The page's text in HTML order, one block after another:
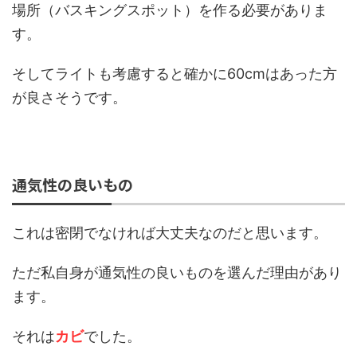
場所（バスキングスポット）を作る必要がありま
す。
そしてライトも考慮すると確かに60cmはあった方
が良さそうです。
通気性の良いもの
これは密閉でなければ大丈夫なのだと思います。
ただ私自身が通気性の良いものを選んだ理由があり
ます。
それはカビでした。